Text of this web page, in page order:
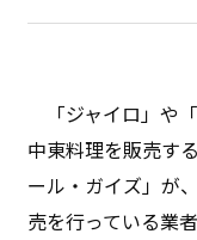
「ジャイロ」や
中東料理を販売す
ール・ガイズ」が
売を行っている業